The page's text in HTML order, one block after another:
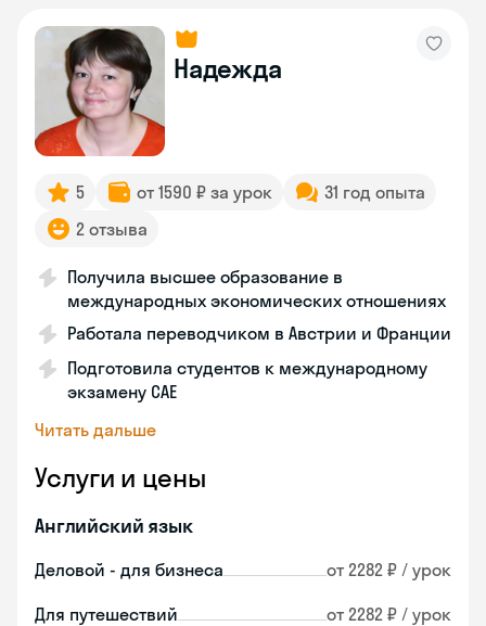
Надежда
5 от 1590 ₽ за урок
31 год опыта
2 отзыва
Получила высшее образование в
международных экономических отношениях
Работала переводчиком в Австрии и Франции
Подготовила студентов к международному
экзамену CAE
Читать дальше
Услуги и цены
Английский язык
Деловой - для бизнеса от 2282 ₽ / урок
Для путешествий от 2282 ₽ / урок